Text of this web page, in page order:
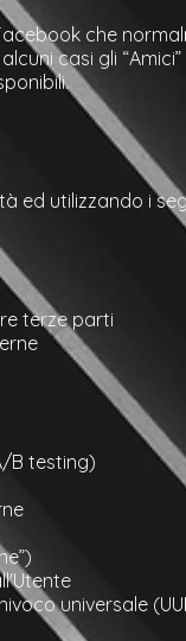
che
casi gli
ed utilizzando i
terze parti
B testing)
universale